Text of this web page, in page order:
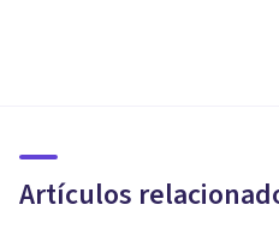
Artículos
funcionamiento